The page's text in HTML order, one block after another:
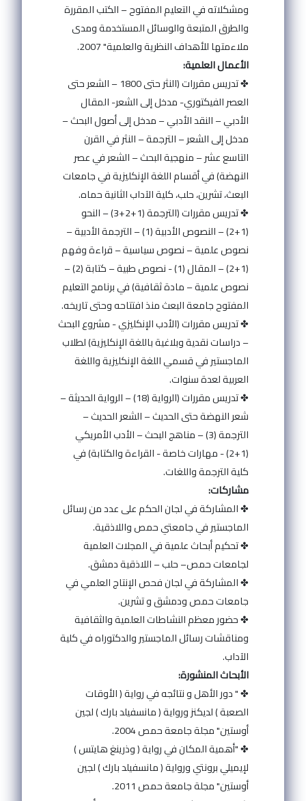
ومشكلاته في التعليم المفتوح – الكتب المقررة
والطرق المتبعة والوسائل المستخدمة ومدى
ملاءمتها للأهداف النظرية والعلمية" 2007.
الأعمال العلمية:
✤ تدريس مقررات (النثر حتى 1800 – الشعر حتى
العصر الفيكتوري- مدخل إلى الشعر- المقال
الأدبي – النقد الأدبي – مدخل إلى أصول البحث –
مدخل إلى الشعر – الترجمة – النثر في القرن
التاسع عشر – منهجية البحث – الشعر في عصر
النهضة) في أقسام اللغة الإنكليزية في جامعات
البعث، تشرين، حلب، كلية الآداب الثانية حماه.
✤ تدريس مقررات (الترجمة (1+2+3) – النحو
(1+2) – النصوص الأدبية (1) – الترجمة الأدبية –
نصوص علمية – نصوص سياسية – قراءة وفهم
(1+2) – المقال (1) - نصوص طبية – كتابة (2) –
نصوص علمية – مادة ثقافية) في برنامج التعليم
المفتوح جامعة البعث منذ افتتاحه وحتى تاريخه.
✤ تدريس مقررات (الأدب الإنكليزي - مشروع البحث
– دراسات نقدية وبلاغية باللغة الإنكليزية) لطلاب
الماجستير في قسمي اللغة الإنكليزية واللغة
العربية لعدة سنوات.
✤ تدريس مقررات (الرواية (18) – الرواية الحديثة –
شعر النهضة حتى الحديث – الشعر الحديث –
الترجمة (3) – مناهج البحث – الأدب الأمريكي
(1+2) - مهارات خاصة - القراءة والكتابة) في
كلية الترجمة واللغات.
مشاركات:
✤ المشاركة في لجان الحكم على عدد من رسائل
الماجستير في جامعتي حمص واللاذقية.
✤ تحكيم أبحاث علمية في المجلات العلمية
لجامعات حمص– حلب – اللاذقية دمشق.
✤ المشاركة في لجان فحص الإنتاج العلمي في
جامعات حمص ودمشق و تشرين.
✤ حضور معظم النشاطات العلمية والثقافية
ومناقشات رسائل الماجستير والدكتوراه في كلية
الآداب.
الأبحاث المنشورة:
✤ " دور الأهل و نتائجه في رواية ( الأوقات
الصعبة ) لديكنز ورواية ( مانسفيلد بارك ) لجين
أوستين" مجلة جامعة حمص 2004.
✤ "أهمية المكان في رواية ( وذرينغ هايتس )
لإيميلي برونتي ورواية ( مانسفيلد بارك ) لجين
أوستين" مجلة جامعة حمص 2011.